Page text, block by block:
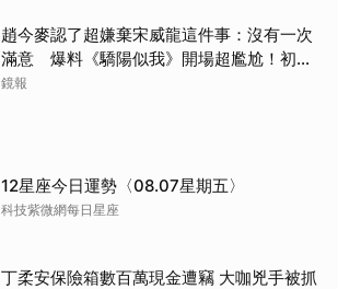
趙今麥認了超嫌棄宋威龍這件事：沒有一次
滿意 爆料《驕陽似我》開場超尷尬！初見
面就上演親密戲
鏡報
12星座今日運勢〈08.07星期五〉
科技紫微網每日星座
丁柔安保險箱數百萬現金遭竊 大咖兇手被抓